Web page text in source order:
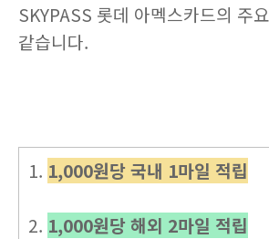
SKYPASS 롯데 아멕스카드의 주
같습니다.
1. 1,000원당 국내 1마일 적립
2. 1,000원당 해외 2마일 적립